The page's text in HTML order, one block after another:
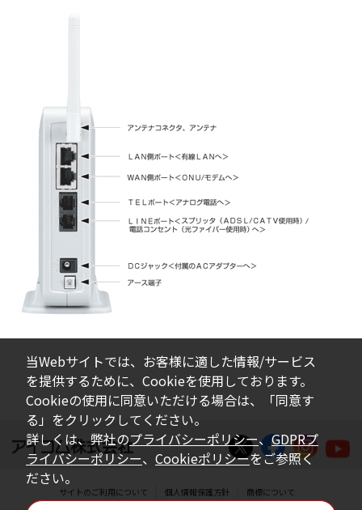
サイトのご利用について 個人情報保護方針 商標について
当Webサイトでは、お客様に適した情報/サービス
を提供するために、Cookieを使用しております。
Cookieの使用に同意いただける場合は、「同意す
る」をクリックしてください。
詳しくは、弊社のプライバシーポリシー、GDPRプ
ライバシーポリシー、 Cookieポリシーをご参照く
ださい。